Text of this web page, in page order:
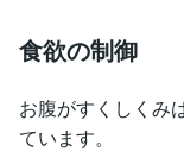
食欲の制御
お腹がすくしくみ
ています。